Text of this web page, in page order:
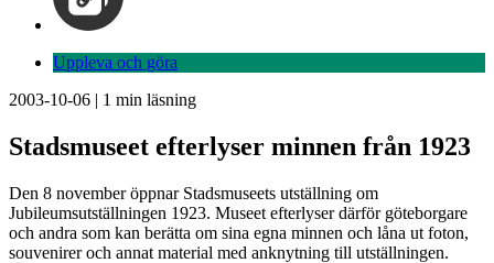
Uppleva och göra
2003-10-06 | 1 min läsning
Stadsmuseet efterlyser minnen från 1923
Den 8 november öppnar Stadsmuseets utställning om
Jubileumsutställningen 1923. Museet efterlyser därför göteborgare
och andra som kan berätta om sina egna minnen och låna ut foton,
souvenirer och annat material med anknytning till utställningen.